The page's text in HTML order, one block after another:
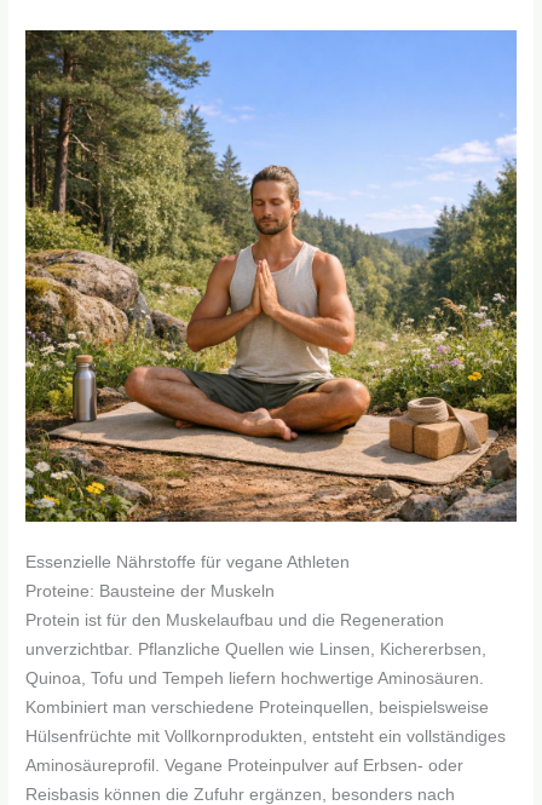
Essenzielle Nährstoffe für vegane Athleten
Proteine: Bausteine der Muskeln
Protein ist für den Muskelaufbau und die Regeneration
unverzichtbar. Pflanzliche Quellen wie Linsen, Kichererbsen,
Quinoa, Tofu und Tempeh liefern hochwertige Aminosäuren.
Kombiniert man verschiedene Proteinquellen, beispielsweise
Hülsenfrüchte mit Vollkornprodukten, entsteht ein vollständiges
Aminosäureprofil. Vegane Proteinpulver auf Erbsen- oder
Reisbasis können die Zufuhr ergänzen, besonders nach